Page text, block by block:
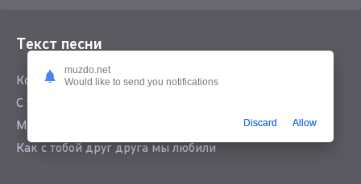
Текст песни
Когда часы пробьют двенадцать -
С тобой мы в Новогоднем закружимся танце.
Мы снова станем молодыми, и вспомним,
Как с тобой друг друга мы любили
muzdo.net
Would like to send you notifications
Discard Allow